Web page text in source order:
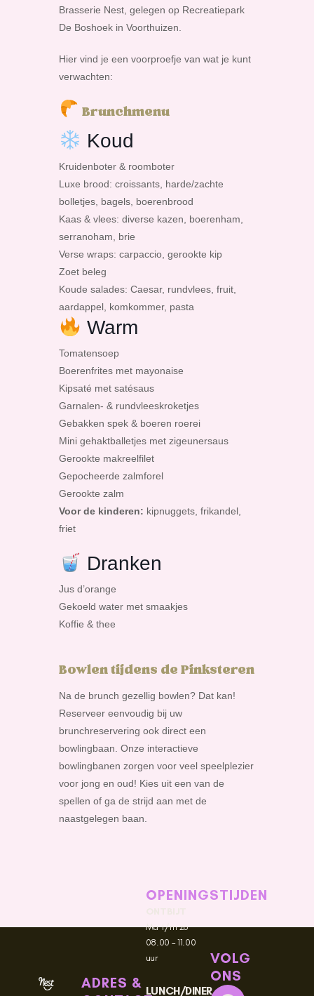
Brasserie Nest, gelegen op Recreatiepark
De Boshoek in Voorthuizen.
Hier vind je een voorproefje van wat je kunt
verwachten:
Brunchmenu
Koud
Kruidenboter & roomboter
Luxe brood: croissants, harde/zachte
bolletjes, bagels, boerenbrood
Kaas & vlees: diverse kazen, boerenham,
serranoham, brie
Verse wraps: carpaccio, gerookte kip
Zoet beleg
Koude salades: Caesar, rundvlees, fruit,
aardappel, komkommer, pasta
Warm
Tomatensoep
Boerenfrites met mayonaise
Kipsaté met satésaus
Garnalen- & rundvleeskroketjes
Gebakken spek & boeren roerei
Mini gehaktballetjes met zigeunersaus
Gerookte makreelfilet
Gepocheerde zalmforel
Gerookte zalm
Voor de kinderen: kipnuggets, frikandel,
friet
Dranken
Jus d’orange
Gekoeld water met smaakjes
Koffie & thee
Bowlen tijdens de Pinksteren
Na de brunch gezellig bowlen? Dat kan!
Reserveer eenvoudig bij uw
brunchreservering ook direct een
bowlingbaan. Onze interactieve
bowlingbanen zorgen voor veel speelplezier
voor jong en oud! Kies uit een van de
spellen of ga de strijd aan met de
naastgelegen baan.
ADRES &
OPENINGSTIJDEN
Ma t/m zo
08.00 – 11.00
uur
LUNCH/DINER
VOLG
ONS